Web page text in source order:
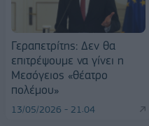
Γεραπετρίτης: Δεν θα
επιτρέψουμε να γίνει η
Μεσόγειος «θέατρο
πολέμου»
13/05/2026 - 21:04